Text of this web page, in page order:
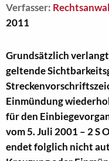
Verfasser:
2011
Grundsätzlich
geltende
Einmündung
für den
vom 5. Juli 2001 – 2 S
endet folglich nicht